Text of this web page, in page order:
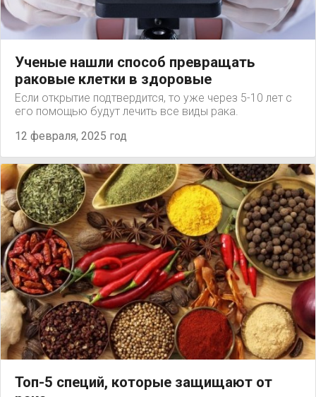
Ученые нашли способ превращать
раковые клетки в здоровые
Если открытие подтвердится, то уже через 5-10 лет с
его помощью будут лечить все виды рака.
12 февраля, 2025 год
Топ-5 специй, которые защищают от